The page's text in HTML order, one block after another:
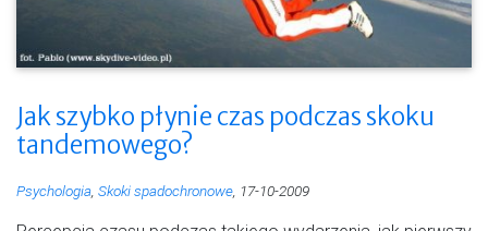
Jak szybko płynie czas podczas skoku
tandemowego?
Psychologia Skoki spadochronowe , 17-10-2009